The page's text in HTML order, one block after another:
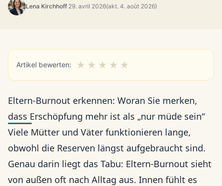
Lena Kirchhoff·29. avril 2026(akt. 4. août 2026)
Artikel bewerten: ★ ★ ★ ★ ★
Eltern-Burnout erkennen: Woran Sie merken,
dass Erschöpfung mehr ist als „nur müde sein“
Viele Mütter und Väter funktionieren lange,
obwohl die Reserven längst aufgebraucht sind.
Genau darin liegt das Tabu: Eltern-Burnout sieht
von außen oft nach Alltag aus. Innen fühlt es